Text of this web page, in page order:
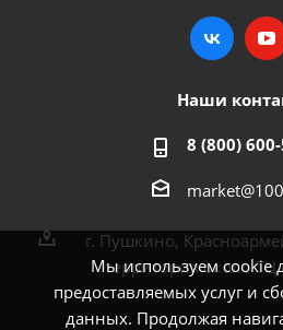
Мы используем cookie
предоставляемых услуг и
данных. Продолжая
Наши
8 (800)
г. Пушкино,
территория около ТЦ